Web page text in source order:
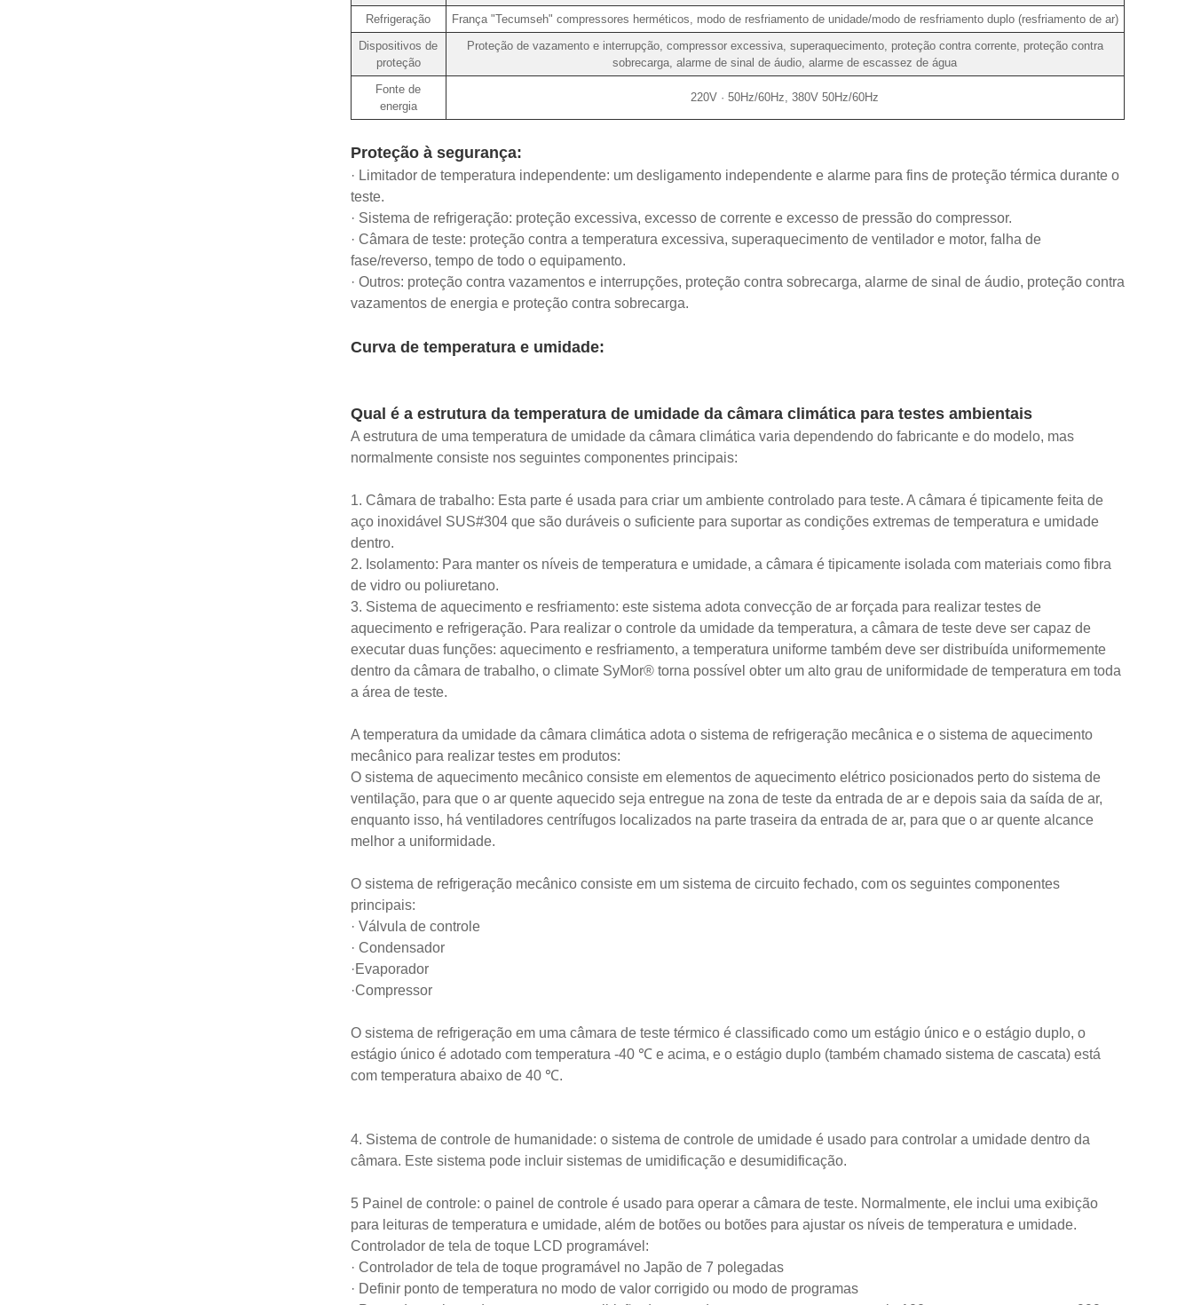
Refrigeração
França "Tecumseh" compressores herméticos, modo de resfriamento de unidade/modo de resfriamento duplo (resfriamento de ar)
Dispositivos de
proteção
Proteção de vazamento e interrupção, compressor excessiva, superaquecimento, proteção contra corrente, proteção contra
sobrecarga, alarme de sinal de áudio, alarme de escassez de água
Fonte de
energia
220V · 50Hz/60Hz, 380V 50Hz/60Hz
Proteção à segurança:
· Limitador de temperatura independente: um desligamento independente e alarme para fins de proteção térmica durante o
teste.
· Sistema de refrigeração: proteção excessiva, excesso de corrente e excesso de pressão do compressor.
· Câmara de teste: proteção contra a temperatura excessiva, superaquecimento de ventilador e motor, falha de
fase/reverso, tempo de todo o equipamento.
· Outros: proteção contra vazamentos e interrupções, proteção contra sobrecarga, alarme de sinal de áudio, proteção contra
vazamentos de energia e proteção contra sobrecarga.
Curva de temperatura e umidade:
Qual é a estrutura da temperatura de umidade da câmara climática para testes ambientais
A estrutura de uma temperatura de umidade da câmara climática varia dependendo do fabricante e do modelo, mas
normalmente consiste nos seguintes componentes principais:
1. Câmara de trabalho: Esta parte é usada para criar um ambiente controlado para teste. A câmara é tipicamente feita de
aço inoxidável SUS#304 que são duráveis ​​o suficiente para suportar as condições extremas de temperatura e umidade
dentro.
2. Isolamento: Para manter os níveis de temperatura e umidade, a câmara é tipicamente isolada com materiais como fibra
de vidro ou poliuretano.
3. Sistema de aquecimento e resfriamento: este sistema adota convecção de ar forçada para realizar testes de
aquecimento e refrigeração. Para realizar o controle da umidade da temperatura, a câmara de teste deve ser capaz de
executar duas funções: aquecimento e resfriamento, a temperatura uniforme também deve ser distribuída uniformemente
dentro da câmara de trabalho, o climate SyMor® torna possível obter um alto grau de uniformidade de temperatura em toda
a área de teste.
A temperatura da umidade da câmara climática adota o sistema de refrigeração mecânica e o sistema de aquecimento
mecânico para realizar testes em produtos:
O sistema de aquecimento mecânico consiste em elementos de aquecimento elétrico posicionados perto do sistema de
ventilação, para que o ar quente aquecido seja entregue na zona de teste da entrada de ar e depois saia da saída de ar,
enquanto isso, há ventiladores centrífugos localizados na parte traseira da entrada de ar, para que o ar quente alcance
melhor a uniformidade.
O sistema de refrigeração mecânico consiste em um sistema de circuito fechado, com os seguintes componentes
principais:
· Válvula de controle
· Condensador
·Evaporador
·Compressor
O sistema de refrigeração em uma câmara de teste térmico é classificado como um estágio único e o estágio duplo, o
estágio único é adotado com temperatura -40 ℃ e acima, e o estágio duplo (também chamado sistema de cascata) está
com temperatura abaixo de 40 ℃.
4. Sistema de controle de humanidade: o sistema de controle de umidade é usado para controlar a umidade dentro da
câmara. Este sistema pode incluir sistemas de umidificação e desumidificação.
5 Painel de controle: o painel de controle é usado para operar a câmara de teste. Normalmente, ele inclui uma exibição
para leituras de temperatura e umidade, além de botões ou botões para ajustar os níveis de temperatura e umidade.
Controlador de tela de toque LCD programável:
· Controlador de tela de toque programável no Japão de 7 polegadas
· Definir ponto de temperatura no modo de valor corrigido ou modo de programas